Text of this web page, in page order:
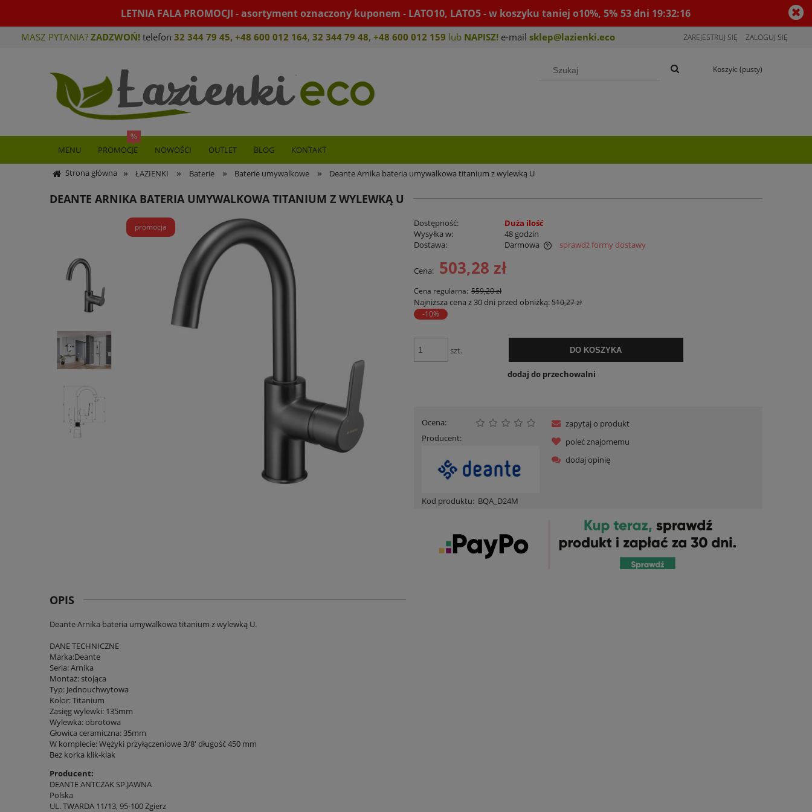
LETNIA FALA PROMOCJI - asortyment oznaczony kuponem - LATO10, LATO5 - w koszyku taniej o10%, 5% 53dni 19:32:16
MASZ PYTANIA? ZADZWOŃ! telefon 32 344 79 45, +48 600 012 164, 32 344 79 48, +48 600 012 159 lub NAPISZ! e-mail sklep@lazienki.eco ZAREJESTRUJ SIĘ ZALOGUJ SIĘ
Koszyk: (pusty)
MENU PROMOCJE NOWOŚCI OUTLET BLOG KONTAKT
Strona główna » ŁAZIENKI » Baterie » Baterie umywalkowe » Deante Arnika bateria umywalkowa titanium z wylewką U
DEANTE ARNIKA BATERIA UMYWALKOWA TITANIUM Z WYLEWKĄ U
promocja Dostępność:
Duża ilość
Wysyłka w:
48 godzin
Dostawa:
Darmowa
Cena nie zawiera ewentualnych kosztów
sprawdź formy dostawy
Cena: 503,28 zł
Cena regularna: 559,20 zł
Najniższa cena z 30 dni przed obniżką:510,27 zł
-10%
szt. DO KOSZYKA
dodaj do przechowalni
Ocena:
Producent:
Kod produktu: BQA_D24M
zapytaj o produkt
poleć znajomemu
dodaj opinię
OPIS
Deante Arnika bateria umywalkowa titanium z wylewką U.
DANE TECHNICZNE
Marka:Deante
Seria: Arnika
Montaż: stojąca
Typ: Jednouchwytowa
Kolor: Titanium
Zasięg wylewki: 135mm
Wylewka: obrotowa
Głowica ceramiczna: 35mm
W komplecie: Wężyki przyłączeniowe 3/8' długość 450 mm
Bez korka klik-klak
Producent:
DEANTE ANTCZAK SP.JAWNA
Polska
UL. TWARDA 11/13, 95-100 Zgierz